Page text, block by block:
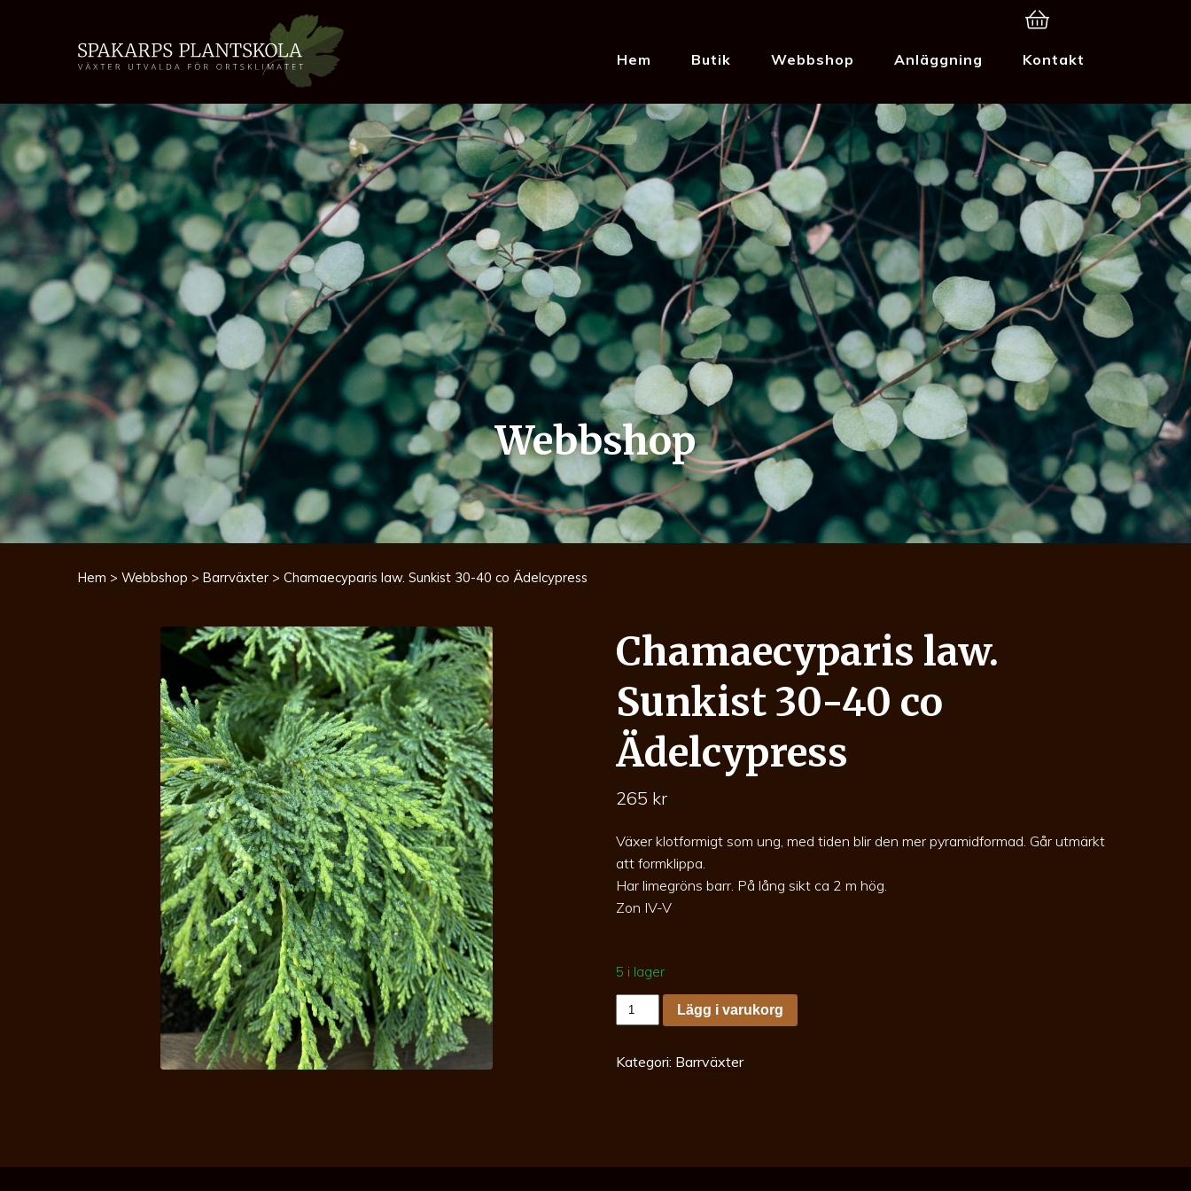
Hem Butik Webbshop Anläggning Kontakt
Webbshop
Hem > Webbshop > Barrväxter > Chamaecyparis law. Sunkist 30-40 co Ädelcypress
Chamaecyparis law.
Sunkist 30-40 co
Ädelcypress
265 kr
Växer klotformigt som ung, med tiden blir den mer pyramidformad. Går utmärkt
att formklippa.
Har limegröns barr. På lång sikt ca 2 m hög.
Zon IV-V
5 i lager
Chamaecyparis
law.
Sunkist
40
co
Lägg i varukorg
Kategori: Barrväxter